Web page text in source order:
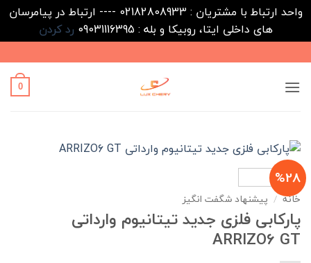
واحد ارتباط با مشتریان : 02182808933 ---- ارتباط در پیامرسان
های داخلی ایتا، روبیکا و بله : 09031116395
رد کردن
to
content
0
%28
خانه / پیشنهاد شگفت انگیز
پارکابی فلزی جدید تیتانیوم وارداتی
ARRIZO6 GT